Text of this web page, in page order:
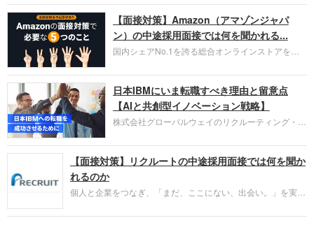
お勧めするイチオシ企業をご紹介します。今回はク
ラウド型CRMプラットフォームを提供する
HubSpot Japan（ハブスポット・ジャパン）株式会
社です。採用面接対策の企業研究にご活用くださ
い。
【面接対策】Amazon（アマゾンジャパ
ン）の中途採用面接では何を聞かれる...
国内シェアNo.1を誇る総合オンラインストアを運
圧倒的な存在感を持つAmazon。中途採用面接では
過去の具体的な業務成果やリーダーシップの発揮、
失敗からの学びが重視され、人間性やカルチャーフ
ィットも評価対象となり、長期的に成長できる仲間
であるかを多角的に審査されます。
日本IBMにいま転職すべき理由と留意点
【AIと共創型イノベーション戦略】
株式会社グローバルウェイのリクルーティング・パ
パーソンが利用する企業口コミサイト「キャリコ
ネ」の転職エージェントがお勧めするイチオシ企業
IBMです。採用面接対策の企業研究にご活用くださ
い。
【面接対策】リクルートの中途採用面接では何を聞か
れるのか
個人と企業をつなぎ、「まだ、ここにない、出会い。」を実現
やこれまでの成果を具体的に問われるほか、「人間性」も評価